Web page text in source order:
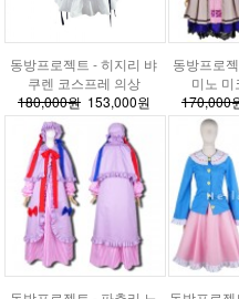
동방프로젝트 - 히지리 뱌
쿠렌 코스프레 의상
180,000원153,000원
동방프로
미노 미
170,000